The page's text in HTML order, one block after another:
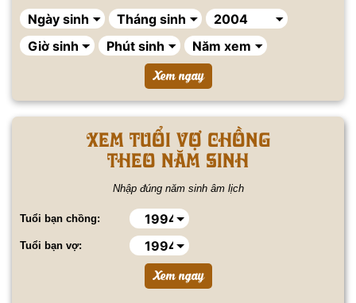
Xem tuổi vợ chồng
theo năm sinh
Nhập đúng năm sinh âm lịch
Tuổi bạn chồng:
Tuổi bạn vợ: